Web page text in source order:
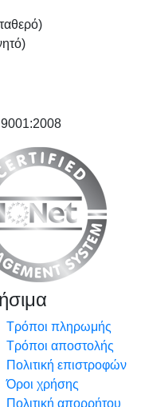
9001:2008
Τρόποι πληρωμής
Τρόποι αποστολής
Πολιτική επιστροφών
Όροι χρήσης
Πολιτική απορρήτου